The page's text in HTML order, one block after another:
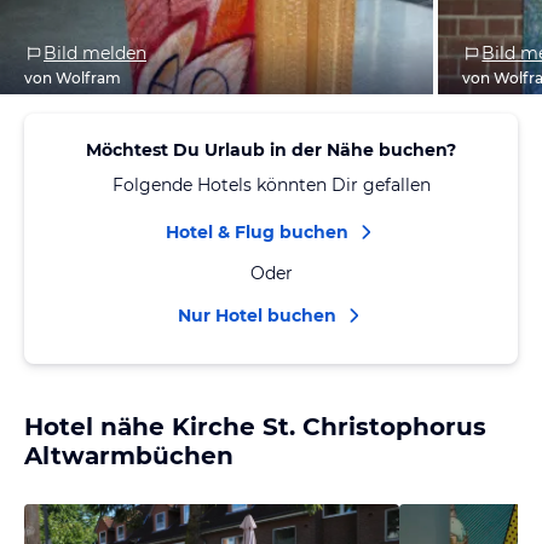
Bild melden
von Wolfram
Bild
von
Möchtest Du Urlaub in der Nähe buchen?
Folgende Hotels könnten Dir gefallen
Hotel & Flug buchen
Oder
Nur Hotel buchen
Hotel nähe Kirche St. Christophorus
Altwarmbüchen